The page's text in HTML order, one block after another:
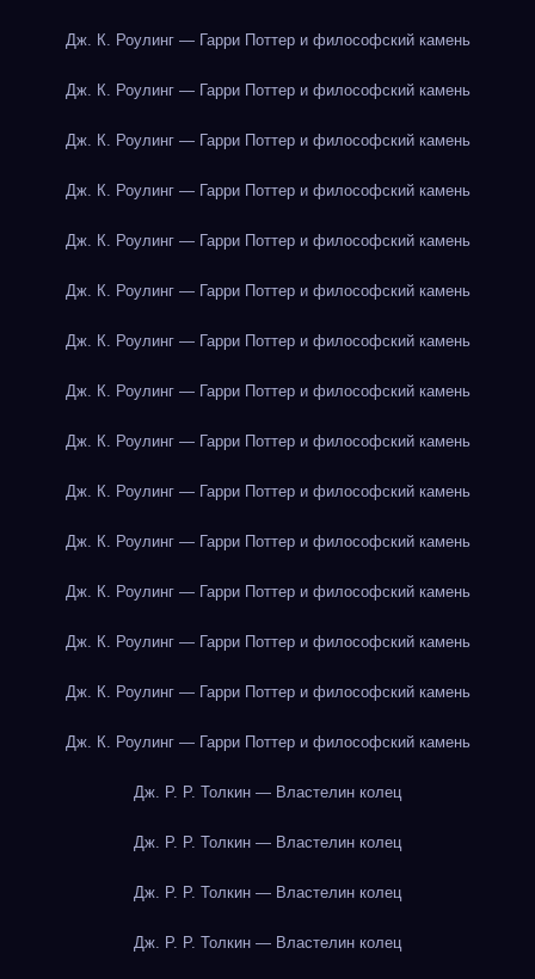
Дж. К. Роулинг — Гарри Поттер и философский камень
Дж. К. Роулинг — Гарри Поттер и философский камень
Дж. К. Роулинг — Гарри Поттер и философский камень
Дж. К. Роулинг — Гарри Поттер и философский камень
Дж. К. Роулинг — Гарри Поттер и философский камень
Дж. К. Роулинг — Гарри Поттер и философский камень
Дж. К. Роулинг — Гарри Поттер и философский камень
Дж. К. Роулинг — Гарри Поттер и философский камень
Дж. К. Роулинг — Гарри Поттер и философский камень
Дж. К. Роулинг — Гарри Поттер и философский камень
Дж. К. Роулинг — Гарри Поттер и философский камень
Дж. К. Роулинг — Гарри Поттер и философский камень
Дж. К. Роулинг — Гарри Поттер и философский камень
Дж. К. Роулинг — Гарри Поттер и философский камень
Дж. К. Роулинг — Гарри Поттер и философский камень
Дж. Р. Р. Толкин — Властелин колец
Дж. Р. Р. Толкин — Властелин колец
Дж. Р. Р. Толкин — Властелин колец
Дж. Р. Р. Толкин — Властелин колец